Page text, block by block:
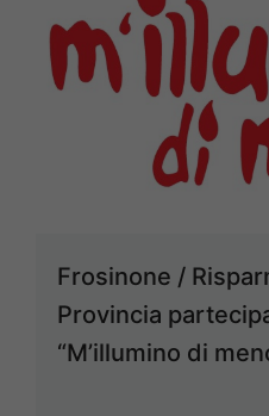
Frosinone /
Provincia
“M’illumino di